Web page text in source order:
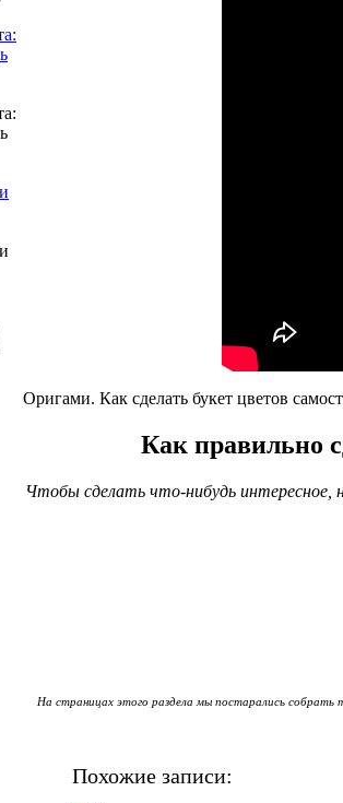
Оригами. Как сделать букет цветов
Как правильно
Чтобы сделать что-нибудь интересное,
На страницах этого раздела мы постарались собрать
Похожие записи: